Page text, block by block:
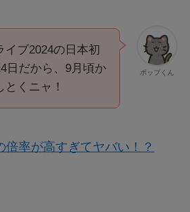
ポップくん
イブ2024の日本初
日だから、9月頃か
とくニャ！
倍率が高すぎてヤバい！？